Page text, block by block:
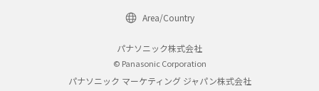
Area/Country
パナソニック株式会社
© Panasonic Corporation
パナソニック マーケティング ジャパン株式会社